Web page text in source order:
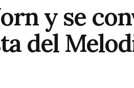
y se
del